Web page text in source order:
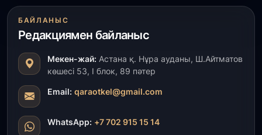
Ақмола облысындағы кездесуде кәсіпкерлер мен
ұстаздар «Әділет» партиясына өз ұсыныстарын
айтты
31 шілде, 2026
ҚР Президенті Орталық Азия елдеріне
ұзақмерзімді ынтымақтастық жоспарын әзірлеуді
ұсынды
БАЙЛАНЫС
Редакциямен байланыс
Мекен-жай: Астана қ. Нұра ауданы, Ш.Айтматов
көшесі 53, І блок, 89 пәтер
Email: qaraotkel@gmail.com
WhatsApp: +7 702 915 15 14